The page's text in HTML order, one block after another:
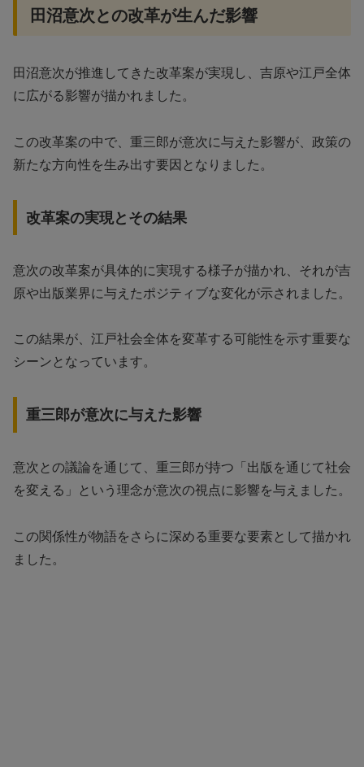
田沼意次との改革が生んだ影響
田沼意次が推進してきた改革案が実現し、吉原や江戸全体
に広がる影響が描かれました。
この改革案の中で、重三郎が意次に与えた影響が、政策の
新たな方向性を生み出す要因となりました。
改革案の実現とその結果
意次の改革案が具体的に実現する様子が描かれ、それが吉
原や出版業界に与えたポジティブな変化が示されました。
この結果が、江戸社会全体を変革する可能性を示す重要な
シーンとなっています。
重三郎が意次に与えた影響
意次との議論を通じて、重三郎が持つ「出版を通じて社会
を変える」という理念が意次の視点に影響を与えました。
この関係性が物語をさらに深める重要な要素として描かれ
ました。